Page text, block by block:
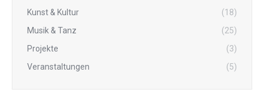
Kunst & Kultur
(18)
Musik & Tanz
(25)
Projekte
(3)
Veranstaltungen
(5)